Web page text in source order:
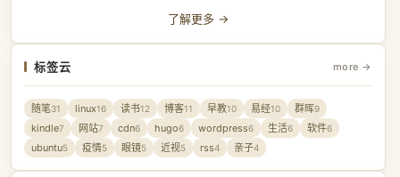
了解更多 →
标签云 more →
随笔31 linux16 读书12 博客11 早教10 易经10 群晖9
kindle7 网站7 cdn6 hugo6 wordpress6 生活6 软件6
ubuntu5 疫情5 眼镜5 近视5 rss4 亲子4